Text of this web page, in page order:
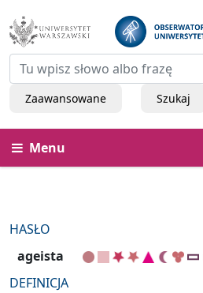
Zaawansowane Szukaj
Menu
HASŁO
ageista
DEFINICJA